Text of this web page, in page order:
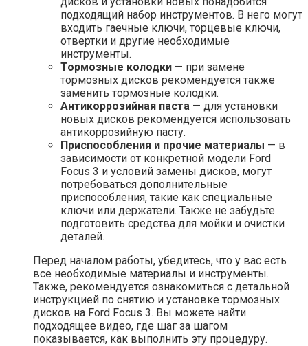
подходящий набор инструментов. В него могут
входить гаечные ключи, торцевые ключи,
отвертки и другие необходимые
инструменты.
Тормозные колодки — при замене
тормозных дисков рекомендуется также
заменить тормозные колодки.
Антикоррозийная паста — для установки
новых дисков рекомендуется использовать
антикоррозийную пасту.
Приспособления и прочие материалы — в
зависимости от конкретной модели Ford
Focus 3 и условий замены дисков, могут
потребоваться дополнительные
приспособления, такие как специальные
ключи или держатели. Также не забудьте
подготовить средства для мойки и очистки
деталей.
Перед началом работы, убедитесь, что у вас есть
все необходимые материалы и инструменты.
Также, рекомендуется ознакомиться с детальной
инструкцией по снятию и установке тормозных
дисков на Ford Focus 3. Вы можете найти
подходящее видео, где шаг за шагом
показывается, как выполнить эту процедуру.